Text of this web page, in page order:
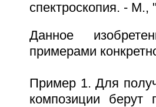
спектроскопия. -
Данное
примерами
Пример 1. Для
композиции берут